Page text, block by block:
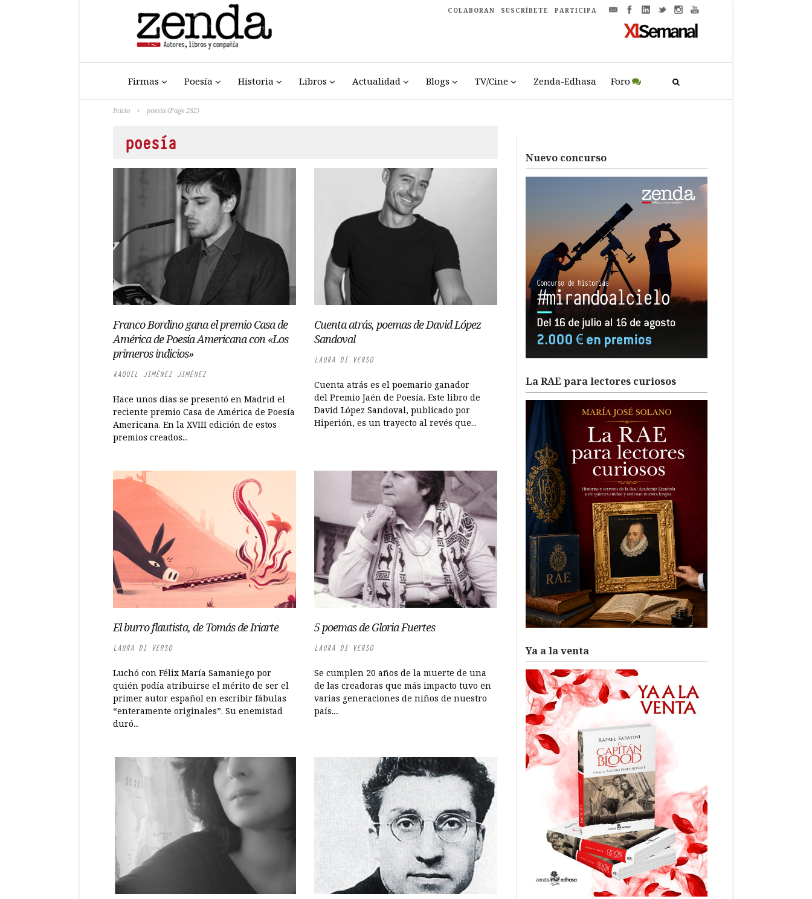
COLABORAN SUSCRÍBETE PARTICIPA
Firmas Poesía Historia Libros Actualidad Blogs TV/Cine Zenda-Edhasa Foro
Inicio > poesía (Page 282)
poesía
Franco Bordino gana el premio Casa de
América de Poesía Americana con «Los
primeros indicios»
RAQUEL JIMÉNEZ JIMÉNEZ
Hace unos días se presentó en Madrid el
reciente premio Casa de América de Poesía
Americana. En la XVIII edición de estos
premios creados...
Cuenta atrás, poemas de David López
Sandoval
LAURA DI VERSO
Cuenta atrás es el poemario ganador
del Premio Jaén de Poesía. Este libro de
David López Sandoval, publicado por
Hiperión, es un trayecto al revés que...
El burro flautista, de Tomás de Iriarte
LAURA DI VERSO
Luchó con Félix María Samaniego por
quién podía atribuirse el mérito de ser el
primer autor español en escribir fábulas
“enteramente originales”. Su enemistad
duró...
5 poemas de Gloria Fuertes
LAURA DI VERSO
Se cumplen 20 años de la muerte de una
de las creadoras que más impacto tuvo en
varias generaciones de niños de nuestro
país....
Nuevo concurso
La RAE para lectores curiosos
Ya a la venta